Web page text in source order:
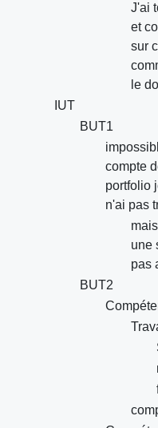
J'ai
et
sur
le
IUT
BUT1
compte
portfolio
n'ai pas
une
pas
BUT2